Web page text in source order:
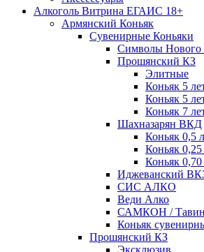
Алкоголь Витрина ЕГАИС 18+
Армянский Коньяк
Сувенирные Коньяки
Символы Нового
Прошянский КЗ
Элитные
Коньяк 5
Коньяк 5
Коньяк 7
Шахназарян ВКД
Коньяк 0,5 л
Коньяк 0,25
Коньяк 0,70
Иджеванский
СИС АЛКО
Веди Алко
САМКОН /
Коньяк
Прошянский КЗ
Эксклюзив